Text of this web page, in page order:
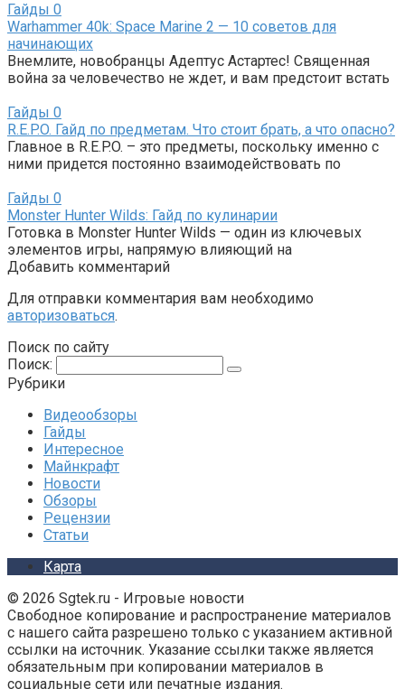
Гайды 0
Warhammer 40k: Space Marine 2 — 10 советов для
начинающих
Внемлите, новобранцы Адептус Астартес! Священная
война за человечество не ждет, и вам предстоит встать
Гайды 0
R.E.P.O. Гайд по предметам. Что стоит брать, а что опасно?
Главное в R.E.P.O. – это предметы, поскольку именно с
ними придется постоянно взаимодействовать по
Гайды 0
Monster Hunter Wilds: Гайд по кулинарии
Готовка в Monster Hunter Wilds — один из ключевых
элементов игры, напрямую влияющий на
Добавить комментарий
Для отправки комментария вам необходимо
авторизоваться.
Поиск по сайту
Поиск:
Рубрики
Видеообзоры
Гайды
Интересное
Майнкрафт
Новости
Обзоры
Рецензии
Статьи
Карта
© 2026 Sgtek.ru - Игровые новости
Свободное копирование и распространение материалов
с нашего сайта разрешено только с указанием активной
ссылки на источник. Указание ссылки также является
обязательным при копировании материалов в
социальные сети или печатные издания.